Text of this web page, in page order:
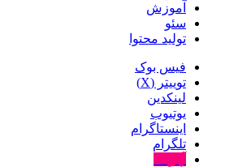
آموزش
سئو
تولید محتوا
فیس بوک
توییتر (X)
لینکدین
یوتیوب
اینستاگرام
تلگرام